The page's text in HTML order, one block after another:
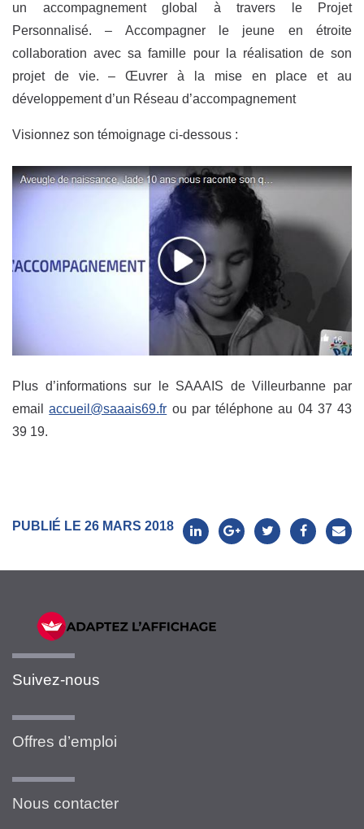
un accompagnement global à travers le Projet
Personnalisé. – Accompagner le jeune en étroite
collaboration avec sa famille pour la réalisation de son
projet de vie. – Œuvrer à la mise en place et au
développement d’un Réseau d’accompagnement
Visionnez son témoignage ci-dessous :
Plus d’informations sur le SAAAIS de Villeurbanne par
emailaccueil@saaais69.fr ou par téléphone au 04 37 43
39 19.
PUBLIÉ LE 26 MARS 2018
Suivez-nous
Offres d’emploi
Nous contacter